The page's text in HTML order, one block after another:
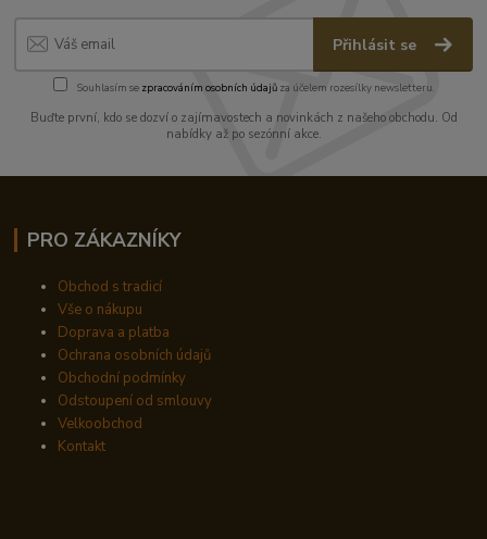
Přihlásit se
Souhlasím se zpracováním osobních údajůza účelem rozesílky newsletteru.
Buďte první, kdo se dozví o zajímavostech a novinkách z našeho obchodu. Od
nabídky až po sezónní akce.
PRO ZÁKAZNÍKY
Obchod s tradicí
Vše o nákupu
Doprava a platba
Ochrana osobních údajů
Obchodní podmínky
Odstoupení od smlouvy
Velkoobchod
Kontakt